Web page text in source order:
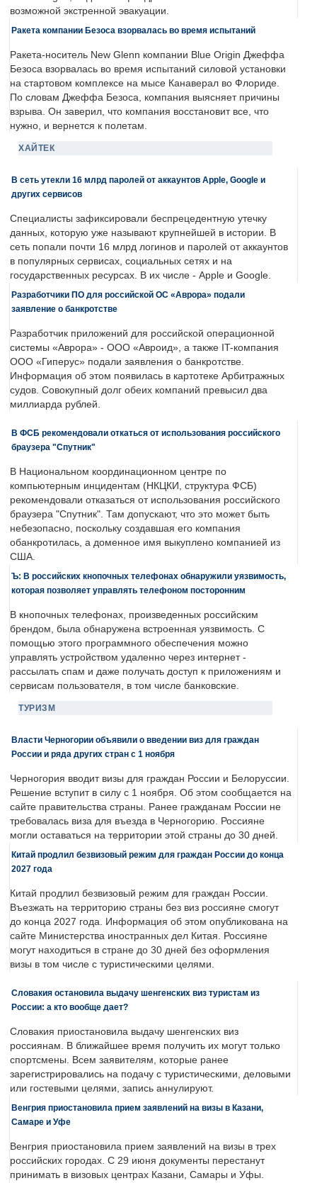
возможной экстренной эвакуации.
Ракета компании Безоса взорвалась во время испытаний
Ракета-носитель New Glenn компании Blue Origin Джеффа
Безоса взорвалась во время испытаний силовой установки
на стартовом комплексе на мысе Канаверал во Флориде.
По словам Джеффа Безоса, компания выясняет причины
взрыва. Он заверил, что компания восстановит все, что
нужно, и вернется к полетам.
ХАЙТЕК
В сеть утекли 16 млрд паролей от аккаунтов Apple, Google и
других сервисов
Специалисты зафиксировали беспрецедентную утечку
данных, которую уже называют крупнейшей в истории. В
сеть попали почти 16 млрд логинов и паролей от аккаунтов
в популярных сервисах, социальных сетях и на
государственных ресурсах. В их числе - Apple и Google.
Разработчики ПО для российской ОС «Аврора» подали
заявление о банкротстве
Разработчик приложений для российской операционной
системы «Аврора» - ООО «Авроид», а также IT-компания
ООО «Гиперус» подали заявления о банкротстве.
Информация об этом появилась в картотеке Арбитражных
судов. Совокупный долг обеих компаний превысил два
миллиарда рублей.
В ФСБ рекомендовали откаться от использования российского
браузера "Спутник"
В Национальном координационном центре по
компьютерным инцидентам (НКЦКИ, структура ФСБ)
рекомендовали отказаться от использования российского
браузера "Спутник". Там допускают, что это может быть
небезопасно, поскольку создавшая его компания
обанкротилась, а доменное имя выкуплено компанией из
США.
Ъ: В российских кнопочных телефонах обнаружили уязвимость,
которая позволяет управлять телефоном посторонним
В кнопочных телефонах, произведенных российским
брендом, была обнаружена встроенная уязвимость. С
помощью этого программного обеспечения можно
управлять устройством удаленно через интернет -
рассылать спам и даже получать доступ к приложениям и
сервисам пользователя, в том числе банковские.
ТУРИЗМ
Власти Черногории объявили о введении виз для граждан
России и ряда других стран с 1 ноября
Черногория вводит визы для граждан России и Белоруссии.
Решение вступит в силу с 1 ноября. Об этом сообщается на
сайте правительства страны. Ранее гражданам России не
требовалась виза для въезда в Черногорию. Россияне
могли оставаться на территории этой страны до 30 дней.
Китай продлил безвизовый режим для граждан России до конца
2027 года
Китай продлил безвизовый режим для граждан России.
Въезжать на территорию страны без виз россияне смогут
до конца 2027 года. Информация об этом опубликована на
сайте Министерства иностранных дел Китая. Россияне
могут находиться в стране до 30 дней без оформления
визы в том числе с туристическими целями.
Словакия остановила выдачу шенгенских виз туристам из
России: а кто вообще дает?
Словакия приостановила выдачу шенгенских виз
россиянам. В ближайшее время получить их могут только
спортсмены. Всем заявителям, которые ранее
зарегистрировались на подачу с туристическими, деловыми
или гостевыми целями, запись аннулируют.
Венгрия приостановила прием заявлений на визы в Казани,
Самаре и Уфе
Венгрия приостановила прием заявлений на визы в трех
российских городах. С 29 июня документы перестанут
принимать в визовых центрах Казани, Самары и Уфы.